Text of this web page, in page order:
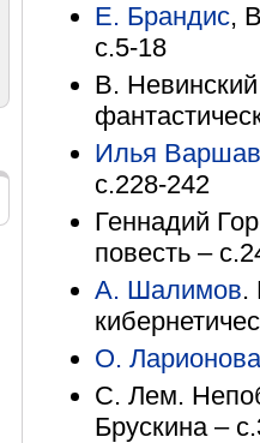
Е. Брандис,
с.5-18
В.
Илья
с.228-242
Геннадий
повесть –
А. Шалимов.
О. Ларионова
С. Лем.
Брускина –